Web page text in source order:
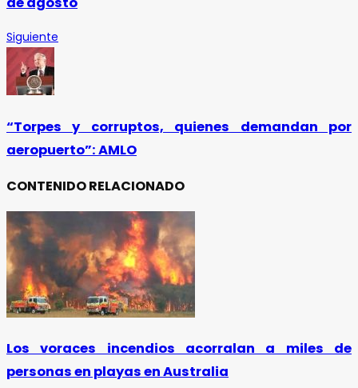
Siguiente
“Torpes y corruptos, quienes demandan por
aeropuerto”: AMLO
CONTENIDO RELACIONADO
Los voraces incendios acorralan a miles de
personas en playas en Australia